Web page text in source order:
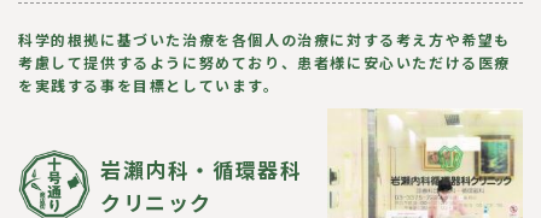
科学的根拠に基づいた治療を各個人の治療に対する考え方や希望も
考慮して提供するように努めており、患者様に安心いただける医療
を実践する事を目標としています。
岩瀨内科・循環器科
クリニック